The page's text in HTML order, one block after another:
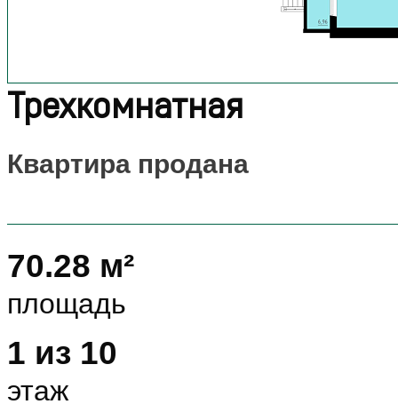
Трехкомнатная
Квартира продана
70.28 м²
площадь
1 из 10
этаж